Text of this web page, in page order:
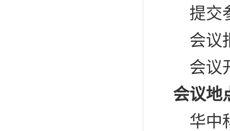
提交
会议
会议
会议地
华中